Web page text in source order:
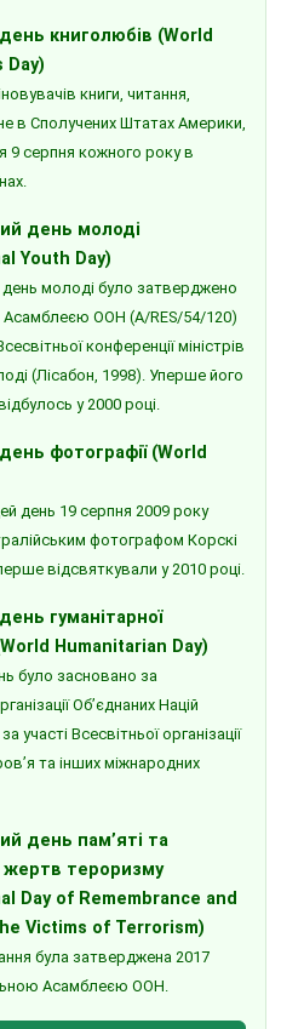
день книголюбів (World
Day)
книги, читання,
в Сполучених Штатах Америки,
9 серпня кожного року в
день молоді
Youth Day)
молоді було затверджено
ООН (A/RES/54/120)
конференції міністрів
(Лісабон, 1998). Уперше його
у 2000 році.
день фотографії (World
день 19 серпня 2009 року
фотографом Корскі
відсвяткували у 2010 році.
гуманітарної
Humanitarian Day)
було засновано за
Об’єднаних Націй
участі Всесвітньої організації
та інших міжнародних
день пам’яті та
тероризму
Day of Remembrance and
Victims of Terrorism)
була затверджена 2017
Асамблеєю ООН.